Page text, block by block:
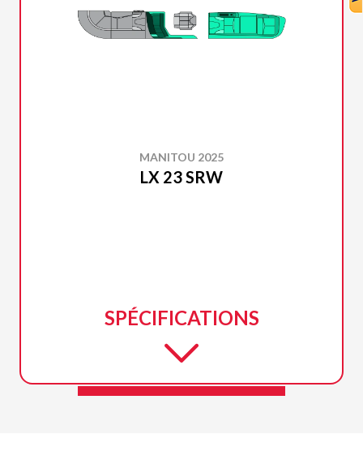
MANITOU 2025
LX 23 SRW
SPÉCIFICATIONS